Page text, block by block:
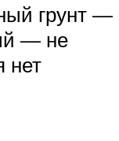
грунт —
— не
нет